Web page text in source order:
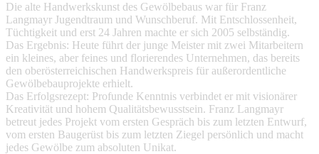
Die alte Handwerkskunst des Gewölbebaus war für Franz
Langmayr Jugendtraum und Wunschberuf. Mit Entschlossenheit,
Tüchtigkeit und erst 24 Jahren machte er sich 2005 selbständig.
Das Ergebnis: Heute führt der junge Meister mit zwei Mitarbeitern
ein kleines, aber feines und florierendes Unternehmen, das bereits
den oberösterreichischen Handwerkspreis für außerordentliche
Gewölbebauprojekte erhielt.
Das Erfolgsrezept: Profunde Kenntnis verbindet er mit visionärer
Kreativität und hohem Qualitätsbewusstsein. Franz Langmayr
betreut jedes Projekt vom ersten Gespräch bis zum letzten Entwurf,
vom ersten Baugerüst bis zum letzten Ziegel persönlich und macht
jedes Gewölbe zum absoluten Unikat.